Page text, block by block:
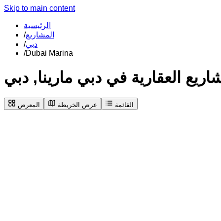
Skip to main content
الرئيسية
/المشاريع
/دبي
/Dubai Marina
العقارية في دبي مارينا, دبي
المعرض عرض الخريطة القائمة